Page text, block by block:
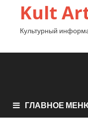
Kult
Культурный
ГЛАВНОЕ